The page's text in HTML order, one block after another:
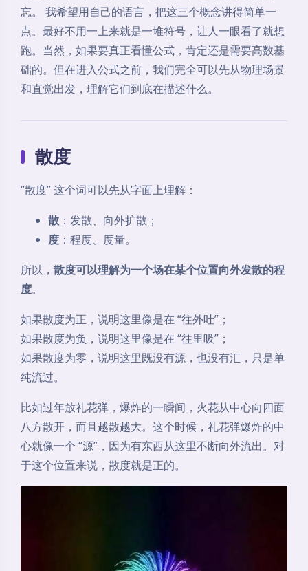
忘。 我希望用自己的语言，把这三个概念讲得简单一
点。最好不用一上来就是一堆符号，让人一眼看了就想
跑。当然，如果要真正看懂公式，肯定还是需要高数基
础的。但在进入公式之前，我们完全可以先从物理场景
和直觉出发，理解它们到底在描述什么。
散度
“散度” 这个词可以先从字面上理解：
散 ：发散、向外扩散；
度 ：程度、度量。
所以， 散度可以理解为一个场在某个位置向外发散的程
度。
如果散度为正，说明这里像是在 “往外吐”；
如果散度为负，说明这里像是在 “往里吸”；
如果散度为零，说明这里既没有源，也没有汇，只是单
纯流过。
比如过年放礼花弹，爆炸的一瞬间，火花从中心向四面
八方散开，而且越散越大。这个时候，礼花弹爆炸的中
心就像一个 “源”，因为有东西从这里不断向外流出。对
于这个位置来说，散度就是正的。